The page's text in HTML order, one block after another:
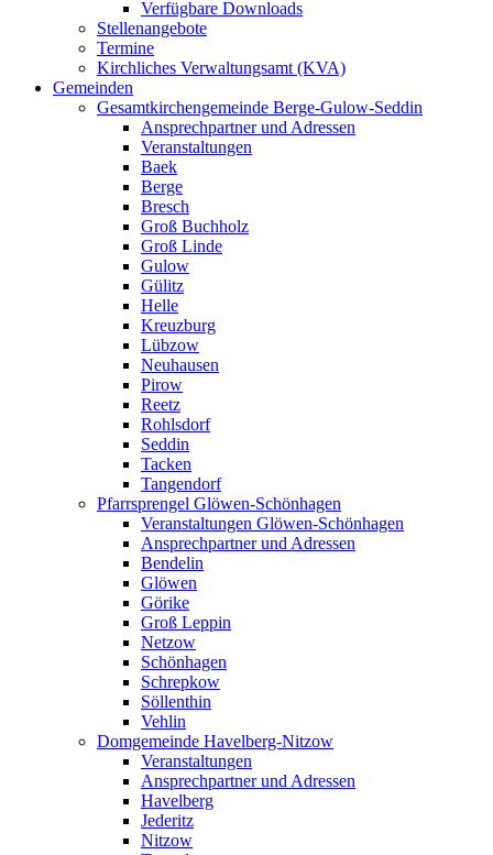
Verfügbare Downloads
Stellenangebote
Termine
Kirchliches Verwaltungsamt (KVA)
Gemeinden
Gesamtkirchengemeinde Berge-Gulow-Seddin
Ansprechpartner und Adressen
Veranstaltungen
Baek
Berge
Bresch
Groß Buchholz
Groß Linde
Gulow
Gülitz
Helle
Kreuzburg
Lübzow
Neuhausen
Pirow
Reetz
Rohlsdorf
Seddin
Tacken
Tangendorf
Pfarrsprengel Glöwen-Schönhagen
Veranstaltungen Glöwen-Schönhagen
Ansprechpartner und Adressen
Bendelin
Glöwen
Görike
Groß Leppin
Netzow
Schönhagen
Schrepkow
Söllenthin
Vehlin
Domgemeinde Havelberg-Nitzow
Veranstaltungen
Ansprechpartner und Adressen
Havelberg
Jederitz
Nitzow